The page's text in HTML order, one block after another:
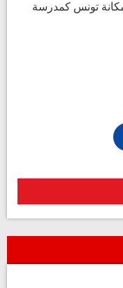
مكانة تونس كمدرسة